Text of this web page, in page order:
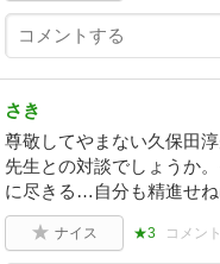
さき
尊敬してやまない久保田
先生との対談でしょうか
に尽きる…自分も精進せね
ナイス ★3 コメン